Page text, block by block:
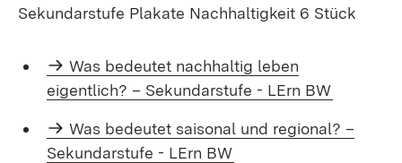
Sekundarstufe Plakate Nachhaltigkeit 6 Stück
Was bedeutet nachhaltig leben
eigentlich? – Sekundarstufe - LErn BW
Was be­deu­tet sai­so­nal und re­gio­nal? –
Se­kun­dar­stu­fe - LErn BW